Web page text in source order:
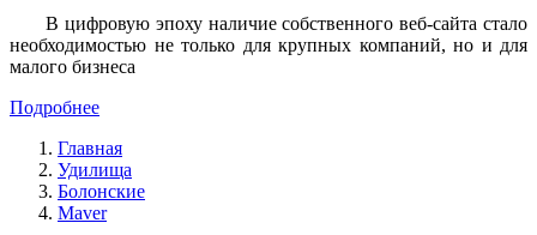
В цифровую эпоху наличие собственного веб-сайта стало
необходимостью не только для крупных компаний, но и для
малого бизнеса
Подробнее
Главная
Удилища
Болонские
Maver